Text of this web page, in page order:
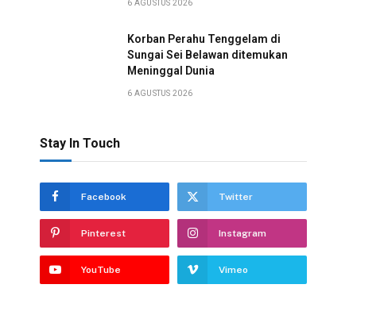
6 AGUSTUS 2026
Korban Perahu Tenggelam di
Sungai Sei Belawan ditemukan
Meninggal Dunia
6 AGUSTUS 2026
Stay In Touch
Facebook Twitter
Pinterest Instagram
YouTube Vimeo